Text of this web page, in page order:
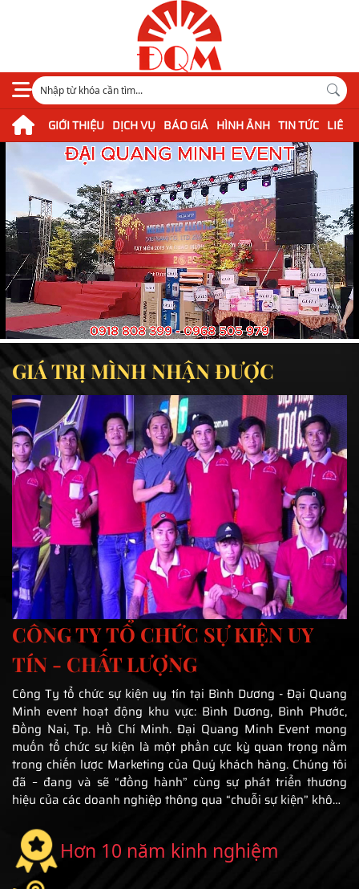
GIỚI THIỆU DỊCH VỤ BÁO GIÁ HÌNH ẢNH TIN TỨC LIÊN
GIÁ TRỊ MÌNH NHẬN ĐƯỢC
CÔNG TY TỔ CHỨC SỰ KIỆN UY
TÍN - CHẤT LƯỢNG
Công Ty tổ chức sự kiện uy tín tại Bình Dương - Đại Quang
Minh event hoạt động khu vực: Bình Dương, Bình Phước,
Đồng Nai, Tp. Hồ Chí Minh. Đại Quang Minh Event mong
muốn tổ chức sự kiện là một phần cực kỳ quan trọng nằm
trong chiến lược Marketing của Quý khách hàng. Chúng tôi
đã – đang và sẽ “đồng hành” cùng sự phát triển thương
hiệu của các doanh nghiệp thông qua “chuỗi sự kiện” không
Hơn 10 năm kinh nghiệm